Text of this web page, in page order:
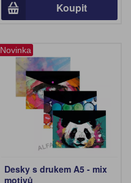
Koupit
Novinka
Desky s drukem A5 - mix
motivů